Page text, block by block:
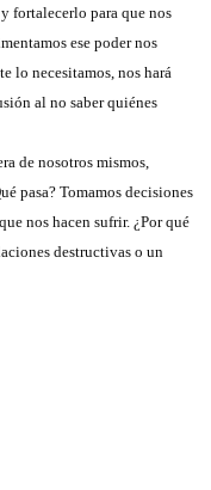
fortalecerlo para que nos
ese poder nos
lo necesitamos, nos hará
al no saber quiénes
de nosotros mismos,
pasa? Tomamos decisiones
nos hacen sufrir. ¿Por qué
destructivas o un